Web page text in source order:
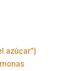
azúcar")